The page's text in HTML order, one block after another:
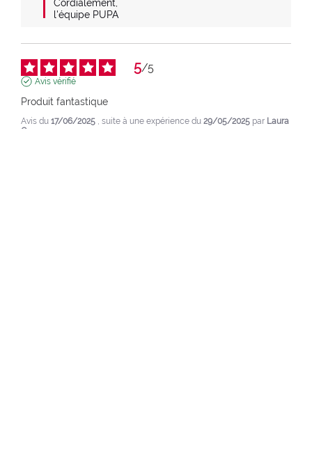
l'équipe PUPA
5/5
Avis vérifié
Produit fantastique
Avis du 17/06/2025 , suite à une expérience du 29/05/2025 par Laura
C.